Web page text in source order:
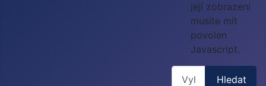
její zobrazení
musíte mít
povolen
Javascript.
Hledat